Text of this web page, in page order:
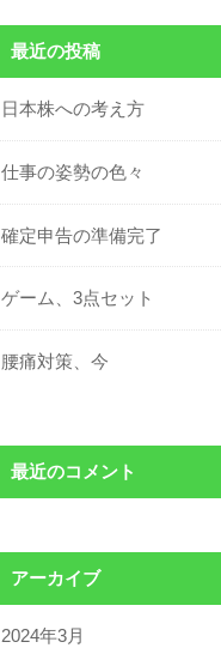
最近の投稿
日本株への考え方
仕事の姿勢の色々
確定申告の準備完了
ゲーム、3点セット
腰痛対策、今
最近のコメント
アーカイブ
2024年3月